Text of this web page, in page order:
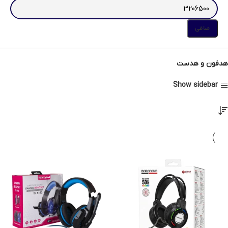
صافی
هدفون و هدست
Show sidebar